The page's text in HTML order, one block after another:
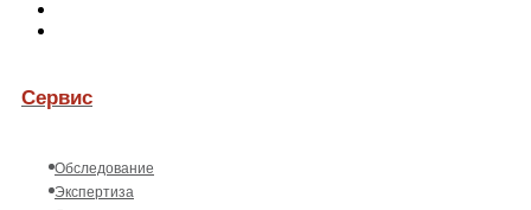
Сервис
Обследование
Экспертиза